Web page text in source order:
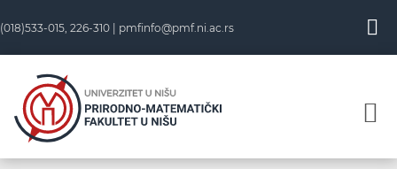
(018)533-015, 226-310 | pmfinfo@pmf.ni.ac.rs